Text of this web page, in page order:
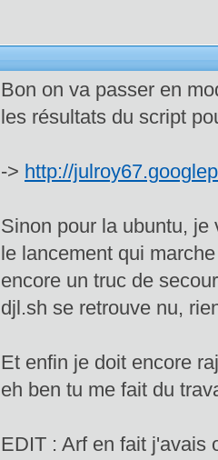
Bon on va passer en
les résultats du script
-> http://
Sinon pour la ubuntu, je
le lancement qui
encore un truc de
djl.sh se retrouve nu,
Et enfin je doit encore
eh ben tu me fait du
EDIT : Arf en fait j'avais